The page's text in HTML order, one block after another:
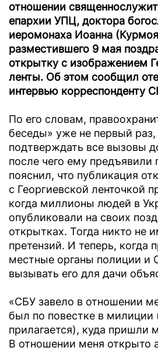
отношении
епархии УПЦ, доктора
иеромонаха Иоанна
разместившего 9 мая
открытку с изображением
ленты. Об этом сообщил
интервью корреспонденту
По его словам,
беседы» уже не первый
подтверждать все вызовы
после чего ему предъявили
пояснил, что публикация
с Георгиевской ленточкой
когда миллионы людей в
опубликовали на своих
открытках. Тогда никто не
претензий. И теперь, когда
местные органы полиции и
вызывать его для дачи
«СБУ завело в отношении
был по повестке в милиции
прилагается), куда пришли
В отношении меня открыто